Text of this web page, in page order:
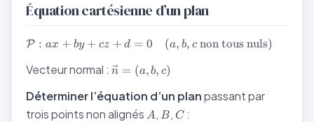
Équation cartésienne d’un plan
\mathcal{P}
: ax + by +
cz + d = 0
\text{ non
tous nuls})
P : ax + by + cz + d = 0 (a, b, cnon tous nuls)
Vecteur normal : \vec{n}
= (a, b,
c)
n = (a, b, c)
Déterminer l’équation d’un planpassant par
trois points non alignés A
A, B
B, C
C :